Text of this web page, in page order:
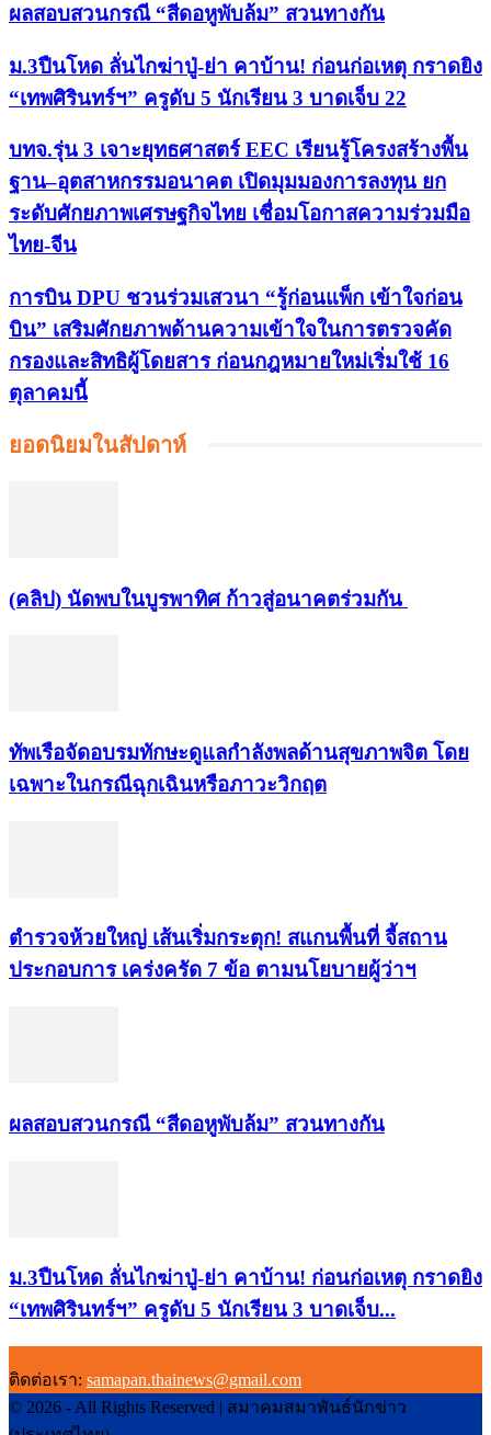
ผลสอบสวนกรณี “สีดอหูพับล้ม” สวนทางกัน
ม.3ปืนโหด ลั่นไกฆ่าปู่-ย่า คาบ้าน! ก่อนก่อเหตุ กราดยิง
“เทพศิรินทร์ฯ” ครูดับ 5 นักเรียน 3 บาดเจ็บ 22
บทจ.รุ่น 3 เจาะยุทธศาสตร์ EEC เรียนรู้โครงสร้างพื้น
ฐาน–อุตสาหกรรมอนาคต เปิดมุมมองการลงทุน ยก
ระดับศักยภาพเศรษฐกิจไทย เชื่อมโอกาสความร่วมมือ
ไทย-จีน
การบิน DPU ชวนร่วมเสวนา “รู้ก่อนแพ็ก เข้าใจก่อน
บิน” เสริมศักยภาพด้านความเข้าใจในการตรวจคัด
กรองและสิทธิผู้โดยสาร ก่อนกฎหมายใหม่เริ่มใช้ 16
ตุลาคมนี้
ยอดนิยมในสัปดาห์
(คลิป) นัดพบในบูรพาทิศ ก้าวสู่อนาคตร่วมกัน
ทัพเรือจัดอบรมทักษะดูแลกำลังพลด้านสุขภาพจิต โดย
เฉพาะในกรณีฉุกเฉินหรือภาวะวิกฤต
ตำรวจห้วยใหญ่ เส้นเริ่มกระตุก! สแกนพื้นที่ จี้สถาน
ประกอบการ เคร่งครัด 7 ข้อ ตามนโยบายผู้ว่าฯ
ผลสอบสวนกรณี “สีดอหูพับล้ม” สวนทางกัน
ม.3ปืนโหด ลั่นไกฆ่าปู่-ย่า คาบ้าน! ก่อนก่อเหตุ กราดยิง
“เทพศิรินทร์ฯ” ครูดับ 5 นักเรียน 3 บาดเจ็บ...
ติดต่อเรา: samapan.thainews@gmail.com
© 2026 - All Rights Reserved | สมาคมสมาพันธ์นักข่าว